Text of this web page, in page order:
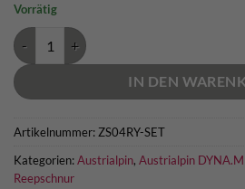
Vorrätig
DYNA.MIT Reepschnur Set Menge
IN DEN
Artikelnummer:ZS04RY-SET
Kategorien:Austrialpin, Austrialpin
Reepschnur